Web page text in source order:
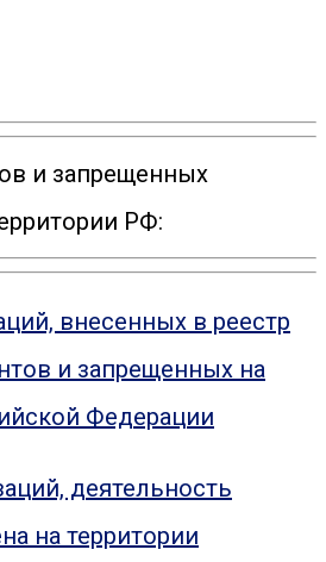
и запрещенных
РФ:
внесенных в реестр
и запрещенных на
Федерации
деятельность
на территории